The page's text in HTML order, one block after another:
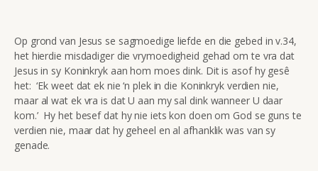
Op grond van Jesus se sagmoedige liefde en die gebed in v.34,
het hierdie misdadiger die vrymoedigheid gehad om te vra dat
Jesus in sy Koninkryk aan hom moes dink. Dit is asof hy gesê
het: ‘Ek weet dat ek nie ‘n plek in die Koninkryk verdien nie,
maar al wat ek vra is dat U aan my sal dink wanneer U daar
kom.’ Hy het besef dat hy nie iets kon doen om God se guns te
verdien nie, maar dat hy geheel en al afhanklik was van sy
genade.